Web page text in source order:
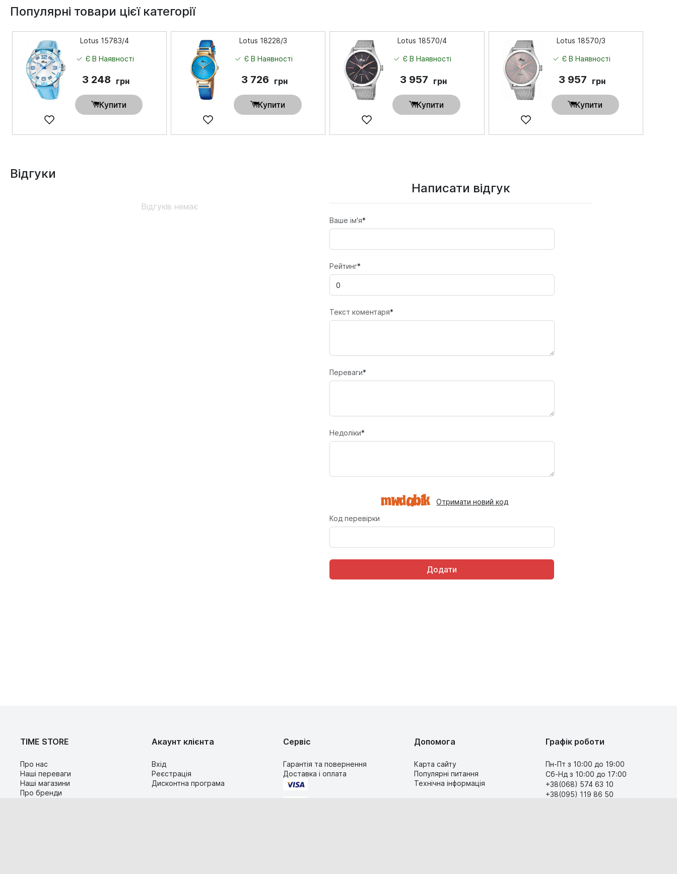
Популярні товари цієї категорії
Lotus 15783/4
Є В Наявності
3 248 грн
Купити
Lotus 18228/3
Є В Наявності
3 726 грн
Купити
Lotus 18570/4
Є В Наявності
3 957 грн
Купити
Lotus 18570/3
Є В Наявності
3 957 грн
Купити
Відгуки
Відгуків немає
Написати відгук
Ваше ім'я*
Рейтинг*
Текст коментаря*
Переваги*
Недоліки*
Отримати новий код
Код перевірки
TIME STORE
Про нас
Наші переваги
Наші магазини
Про бренди
Акаунт клієнта
Вхід
Реєстрація
Дисконтна програма
Сервіс
Гарантія та повернення
Доставка і оплата
Допомога
Карта сайту
Популярні питання
Технічна інформація
Графік роботи
Пн-Пт з 10:00 до 19:00
Сб-Нд з 10:00 до 17:00
+38(068) 574 63 10
+38(095) 119 86 50